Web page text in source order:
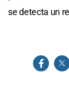
se detecta un